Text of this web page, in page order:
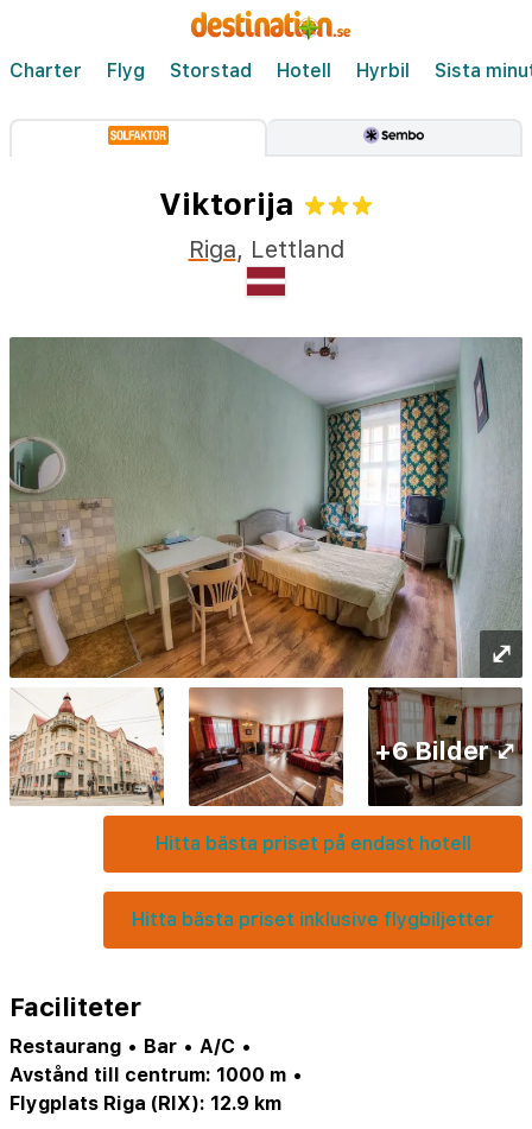
Charter Flyg Storstad Hotell Hyrbil Sista
Viktorija
Riga, Lettland
⤢
Hitta bästa priset på endast hotell
Hitta bästa priset inklusive flygbiljetter
+6 Bilder ⤢
Faciliteter
Restaurang • Bar • A/C •
Avstånd till centrum: 1000 m •
Flygplats Riga (RIX): 12.9 km